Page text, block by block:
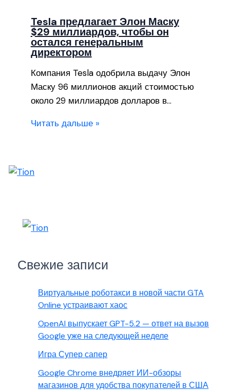
Tesla предлагает Элон Маску
$29 миллиардов, чтобы он
остался генеральным
директором
Компания Tesla одобрила выдачу Элон
Маску 96 миллионов акций стоимостью
около 29 миллиардов долларов в…
Читать дальше »
Свежие записи
Виртуальные роботакси в новой части GTA
Online устраивают хаос
OpenAI выпускает GPT-5.2 — ответ на вызов
Google уже на следующей неделе
Игра Супер сапер
Google Chrome внедряет ИИ-обзоры
магазинов для удобства покупателей в США